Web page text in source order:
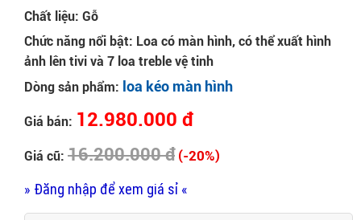
Chất liệu: Gỗ
Chức năng nổi bật: Loa có màn hình, có thể xuất hình
ảnh lên tivi và 7 loa treble vệ tinh
Dòng sản phẩm: loa kéo màn hình
Giá bán: 12.980.000 đ
Giá cũ: 16.200.000 đ (-20%)
» Đăng nhập để xem giá sỉ «